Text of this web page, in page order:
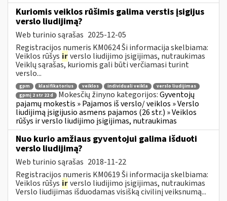
Kuriomis veiklos rūšimis galima verstis įsigijus
verslo liudijimą?
Web turinio sąrašas 2025-12-05
Registracijos numeris KM0624 Ši informacija skelbiama:
Veiklos rūšys irverslo liudijimo įsigijimas, nutraukimas
Veiklų sąrašas, kuriomis gali būti verčiamasi turint
verslo...
gpm klasifikatorius veiklos individuali veikla
verslo liudijimas
gpmį 2 str 22 d
Mokesčių žinyno kategorijos:Gyventojų
pajamų mokestis » Pajamos iš verslo/ veiklos » Verslo
liudijimą įsigijusio asmens pajamos (26 str.) » Veiklos
rūšys ir verslo liudijimo įsigijimas, nutraukimas
Nuo kurio amžiaus gyventojui galima išduoti
verslo liudijimą?
Web turinio sąrašas 2018-11-22
Registracijos numeris KM0619 Ši informacija skelbiama:
Veiklos rūšys irverslo liudijimo įsigijimas, nutraukimas
Verslo liudijimas išduodamas visišką civilinį veiksnumą...